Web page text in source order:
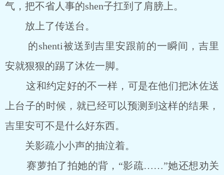
气，把不省人事的shen子扛到了肩膀上。
放上了传送台。
的shenti被送到吉里安跟前的一瞬间，吉里
安就狠狠的踢了沐佐一脚。
这和约定好的不一样，可是在他们把沐佐送
上台子的时候，就已经可以预测到这样的结果，
吉里安可不是什么好东西。
关影疏小小声的抽泣着。
赛萝拍了拍她的背，“影疏……”她还想劝关